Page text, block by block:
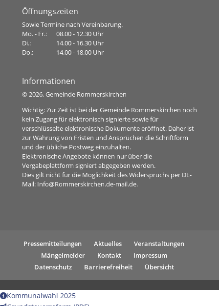
Öffnungszeiten
Sowie Termine nach Vereinbarung.
Mo. - Fr.:
08.00 - 12.30 Uhr
Di.:
14.00 - 16.30 Uhr
Do.:
14.00 - 18.00 Uhr
Informationen
© 2026, Gemeinde Rommerskirchen
Wichtig: Zur Zeit ist bei der Gemeinde Rommerskirchen noch
kein Zugang für elektronisch signierte sowie für
verschlüsselte elektronische Dokumente eröffnet. Daher ist
zur Wahrung von Fristen und Ansprüchen die Schriftform
und der übliche Postweg einzuhalten.
Elektronische Angebote können nur über die
Vergabeplattform signiert abgegeben werden.
Dies gilt nicht für die Möglichkeit des Widerspruchs per DE-
Mail: Info@Rommerskirchen.de-mail.de.
Pressemitteilungen Aktuelles
Veranstaltungen
Mängelmelder
Kontakt
Impressum
Datenschutz
Barrierefreiheit Übersicht
Kommunalwahl 2025